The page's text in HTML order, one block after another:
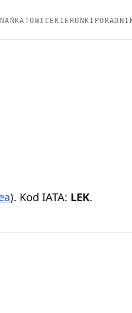
KATOWICEKIERUNKI
). Kod IATA: LEK.